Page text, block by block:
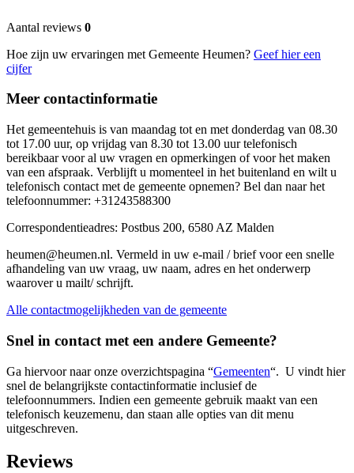
Aantal reviews 0
Hoe zijn uw ervaringen met Gemeente Heumen? Geef hier een
cijfer
Meer contactinformatie
Het gemeentehuis is van maandag tot en met donderdag van 08.30
tot 17.00 uur, op vrijdag van 8.30 tot 13.00 uur telefonisch
bereikbaar voor al uw vragen en opmerkingen of voor het maken
van een afspraak. Verblijft u momenteel in het buitenland en wilt u
telefonisch contact met de gemeente opnemen? Bel dan naar het
telefoonnummer: +31243588300
Correspondentieadres: Postbus 200, 6580 AZ Malden
heumen@heumen.nl. Vermeld in uw e-mail / brief voor een snelle
afhandeling van uw vraag, uw naam, adres en het onderwerp
waarover u mailt/ schrijft.
Alle contactmogelijkheden van de gemeente
Snel in contact met een andere Gemeente?
Ga hiervoor naar onze overzichtspagina “Gemeenten“. U vindt hier
snel de belangrijkste contactinformatie inclusief de
telefoonnummers. Indien een gemeente gebruik maakt van een
telefonisch keuzemenu, dan staan alle opties van dit menu
uitgeschreven.
Reviews